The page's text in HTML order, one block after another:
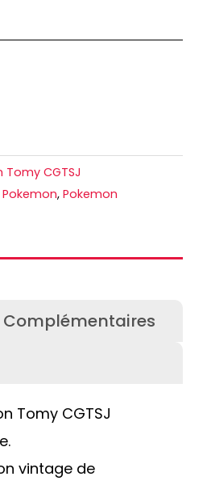
Tomy CGTSJ
, Pokemon
Tomy CGTSJ
vintage de